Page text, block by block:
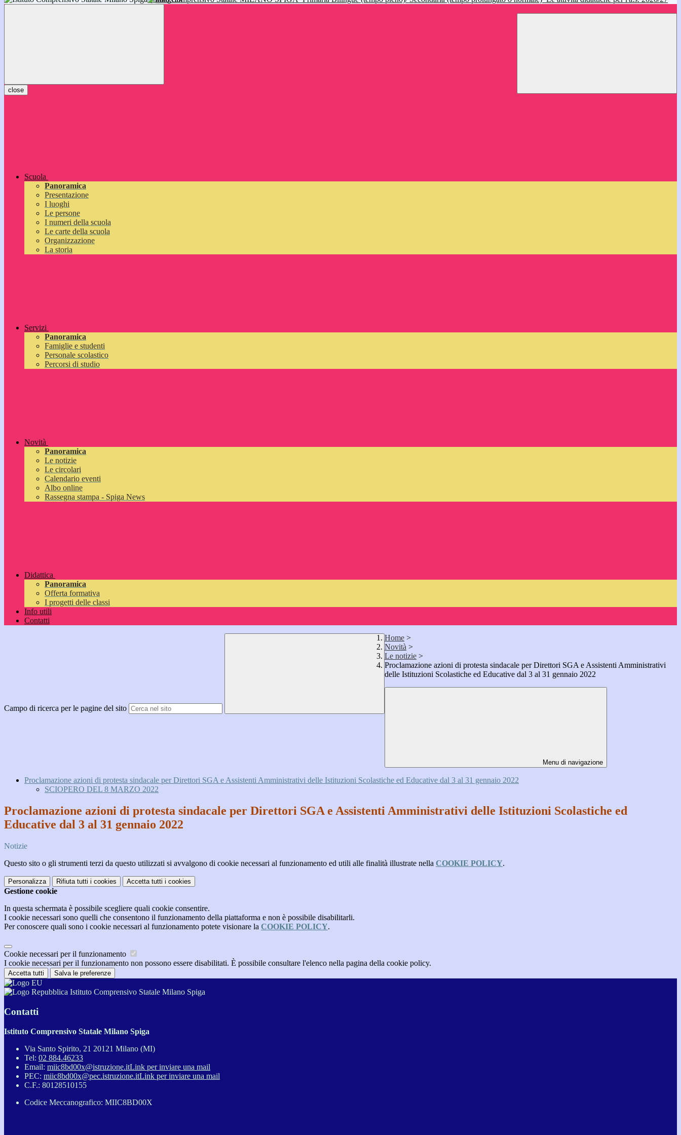
inizieranno il 14 settembre 2026: vi aspettiamo!
close
Scuola
Panoramica
Presentazione
I luoghi
Le persone
I numeri della scuola
Le carte della scuola
Organizzazione
La storia
Servizi
Panoramica
Famiglie e studenti
Personale scolastico
Percorsi di studio
Novità
Panoramica
Le notizie
Le circolari
Calendario eventi
Albo online
Rassegna stampa - Spiga News
Didattica
Panoramica
Offerta formativa
I progetti delle classi
Info utili
Contatti
Campo di ricerca per le pagine del sito
Home >
Novità >
Le notizie >
Proclamazione azioni di protesta sindacale per Direttori SGA e Assistenti Amministrativi
delle Istituzioni Scolastiche ed Educative dal 3 al 31 gennaio 2022
Menu di navigazione
Proclamazione azioni di protesta sindacale per Direttori SGA e Assistenti Amministrativi delle Istituzioni Scolastiche ed Educative dal 3 al 31 gennaio 2022
SCIOPERO DEL 8 MARZO 2022
Proclamazione azioni di protesta sindacale per Direttori SGA e Assistenti Amministrativi delle Istituzioni Scolastiche ed
Educative dal 3 al 31 gennaio 2022
Notizie
Questo sito o gli strumenti terzi da questo utilizzati si avvalgono di cookie necessari al funzionamento ed utili alle finalità illustrate nella COOKIE POLICY.
Personalizza Rifiuta tutti i cookies Accetta tutti i cookies
Gestione cookie
In questa schermata è possibile scegliere quali cookie consentire.
I cookie necessari sono quelli che consentono il funzionamento della piattaforma e non è possibile disabilitarli.
Per conoscere quali sono i cookie necessari al funzionamento potete visionare la COOKIE POLICY.
Cookie necessari per il funzionamento
I cookie necessari per il funzionamento non possono essere disabilitati. È possibile consultare l'elenco nella pagina della cookie policy.
Accetta tutti Salva le preferenze
Istituto Comprensivo Statale Milano Spiga
Contatti
Istituto Comprensivo Statale Milano Spiga
Via Santo Spirito, 21 20121 Milano (MI)
Tel: 02 884.46233
Email: miic8bd00x@istruzione.itLink per inviare una mail
PEC: miic8bd00x@pec.istruzione.itLink per inviare una mail
C.F.: 80128510155
Codice Meccanografico: MIIC8BD00X